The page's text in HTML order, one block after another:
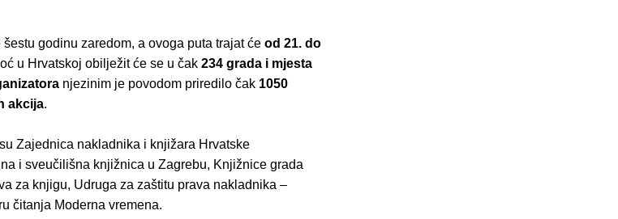
godinu zaredom, a ovoga puta trajat će od 21. do
u Hrvatskoj obilježit će se u čak 234 grada i mjesta
njezinim je povodom priredilo čak 1050
akcija.
Zajednica nakladnika i knjižara Hrvatske
i sveučilišna knjižnica u Zagrebu, Knjižnice grada
za knjigu, Udruga za zaštitu prava nakladnika –
čitanja Moderna vremena.